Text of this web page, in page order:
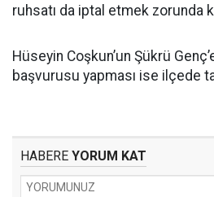
ruhsatı da iptal etmek zorunda
Hüseyin Coşkun’un Şükrü
başvurusu yapması ise ilçede
HABERE YORUM KAT